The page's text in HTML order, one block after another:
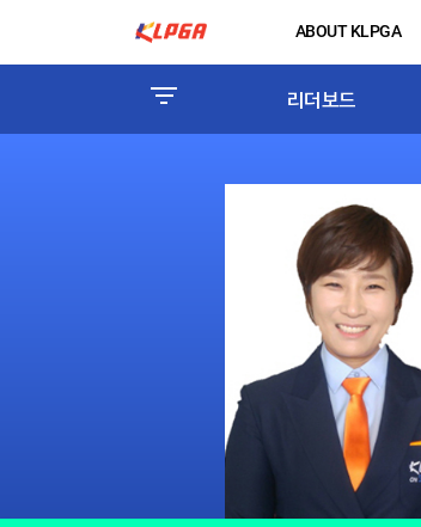
ABOUT KLPGA
리더보드